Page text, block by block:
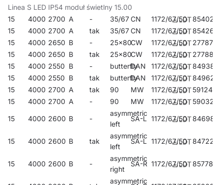
Linea S LED IP54 moduł świetlny 15.00
15
4000 2700 A - 35/67CN 1172/67/50
854026
15
4000 2700 A tak 35/67CN 1172/67/50
854262
15
4000 2650 B - 25x80CW 1172/67/50
277870
15
4000 2650 B tak 25x80CW 1172/67/50
277887
15
4000 2550 B - butterflyDAN 1172/67/50
849381
15
4000 2550 B tak butterflyDAN 1172/67/50
849626
15
4000 2700 A tak 90 MW 1172/67/50
591242
15
4000 2700 A - 90 MW 1172/67/50 590320
15 4000 2600 B -
asymmetric
left
SA-L 1172/67/50 846984
15 4000 2600 B tak
asymmetric
left
SA-L 1172/67/50 847226
15 4000 2600 B -
asymmetric
right
SA-R 1172/67/50 857782
asymmetric